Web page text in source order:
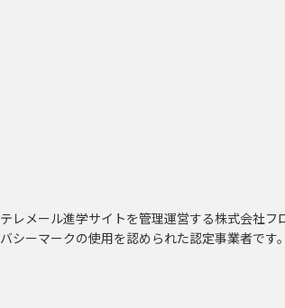
テレメール進学サイトを管理運営する株式会社
バシーマークの使用を認められた認定事業者です